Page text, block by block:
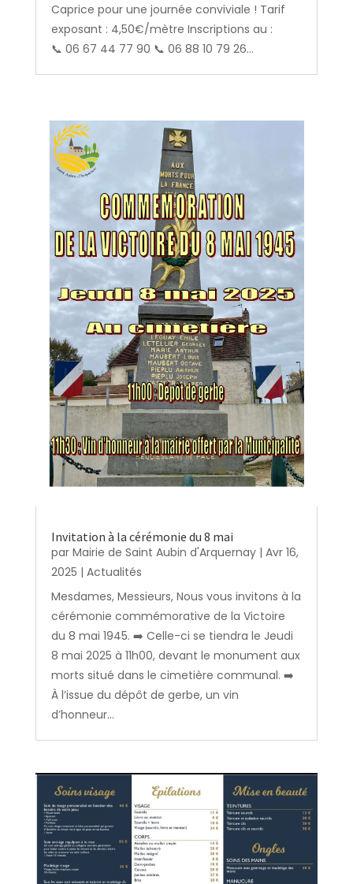
Caprice pour une journée conviviale ! Tarif
exposant : 4,50€/mètre Inscriptions au :
📞 06 67 44 77 90 📞 06 88 10 79 26...
Invitation à la cérémonie du 8 mai
par Mairie de Saint Aubin d'Arquernay| Avr 16,
2025 | Actualités
Mesdames, Messieurs, Nous vous invitons à la
cérémonie commémorative de la Victoire
du 8 mai 1945. ➡️ Celle-ci se tiendra le Jeudi
8 mai 2025 à 11h00, devant le monument aux
morts situé dans le cimetière communal. ➡️
À l’issue du dépôt de gerbe, un vin
d’honneur...